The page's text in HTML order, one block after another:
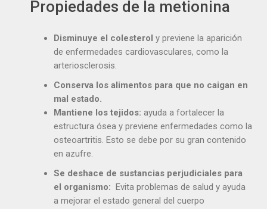
Propiedades de la metionina
Disminuye el colesterol y previene la aparición
de enfermedades cardiovasculares, como la
arteriosclerosis.
Conserva los alimentos para que no caigan en
mal estado.
Mantiene los tejidos: ayuda a fortalecer la
estructura ósea y previene enfermedades como la
osteoartritis. Esto se debe por su gran contenido
en azufre.
Se deshace de sustancias perjudiciales para
el organismo: Evita problemas de salud y ayuda
a mejorar el estado general del cuerpo